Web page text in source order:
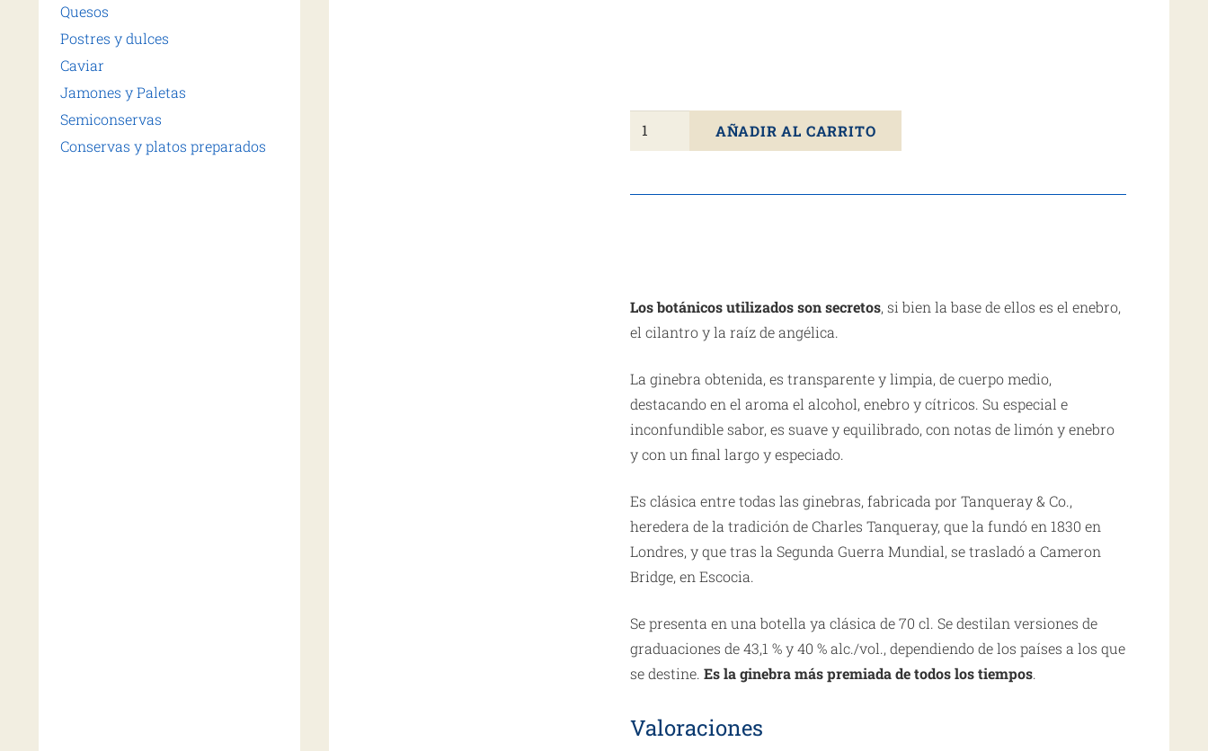
Quesos
Postres y dulces
Caviar
Jamones y Paletas
Semiconservas
Conservas y platos preparados
Ginebra
Inglesa
70cl
AÑADIR AL CARRITO
Los botánicos utilizados son secretos, si bien la base de ellos es el enebro,
el cilantro y la raíz de angélica.
La ginebra obtenida, es transparente y limpia, de cuerpo medio,
destacando en el aroma el alcohol, enebro y cítricos. Su especial e
inconfundible sabor, es suave y equilibrado, con notas de limón y enebro
y con un final largo y especiado.
Es clásica entre todas las ginebras, fabricada por Tanqueray & Co.,
heredera de la tradición de Charles Tanqueray, que la fundó en 1830 en
Londres, y que tras la Segunda Guerra Mundial, se trasladó a Cameron
Bridge, en Escocia.
Se presenta en una botella ya clásica de 70 cl. Se destilan versiones de
graduaciones de 43,1 % y 40 % alc./vol., dependiendo de los países a los que
se destine. Es la ginebra más premiada de todos los tiempos.
Valoraciones